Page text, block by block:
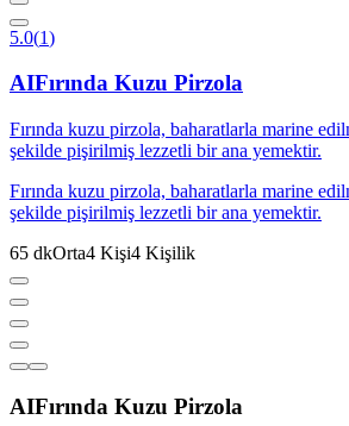
5.0(1)
AIFırında Kuzu Pirzola
Fırında kuzu pirzola, baharatlarla marine
şekilde pişirilmiş lezzetli bir ana yemektir.
Fırında kuzu pirzola, baharatlarla marine
şekilde pişirilmiş lezzetli bir ana yemektir.
65 dkOrta4 Kişi4 Kişilik
AIFırında Kuzu Pirzola